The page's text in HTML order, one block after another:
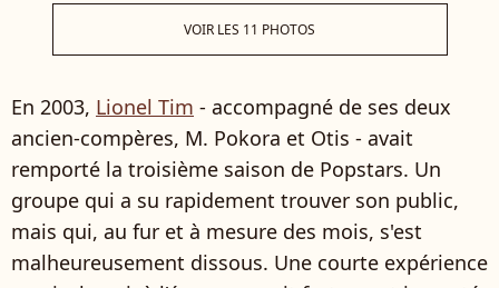
VOIR LES 11 PHOTOS
En 2003, Lionel Tim - accompagné de ses deux
ancien-compères, M. Pokora et Otis - avait
remporté la troisième saison de Popstars. Un
groupe qui a su rapidement trouver son public,
mais qui, au fur et à mesure des mois, s'est
malheureusement dissous. Une courte expérience